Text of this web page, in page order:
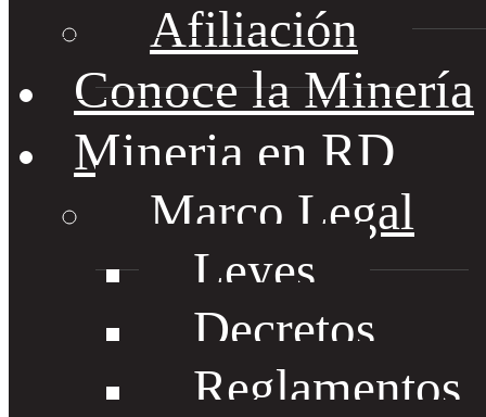
Afiliación
Conoce la Minería
Mineria en RD
Marco Legal
Leyes
Decretos
Reglamentos